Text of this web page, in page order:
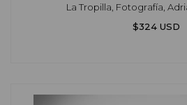
La Tropilla, Fotografía,
$324 USD